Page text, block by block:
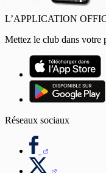
L’APPLICATION
Mettez le club dans votre
Réseaux sociaux